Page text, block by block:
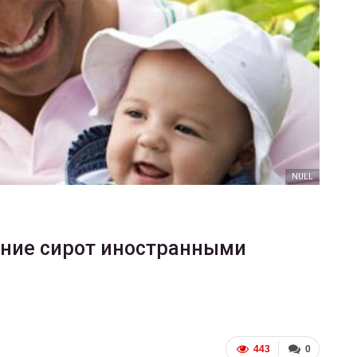
NULL
сирот иностранными
0
443
ФОТО
В Берлине отпраздновали
легализацию гей-браков
ГЕЙ-АЛЬЯНС УКРАИНА 0